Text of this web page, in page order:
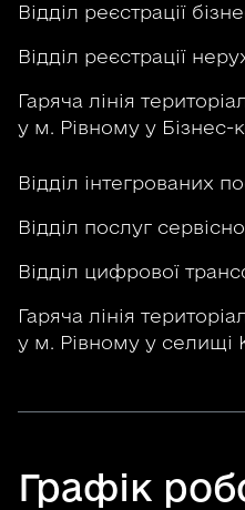
Відділ реєстрації
Відділ реєстрації
Гаряча лінія
у м. Рівному у Бізнес-
Відділ інтегрованих
Відділ послуг
Відділ цифрової
Гаряча лінія
у м. Рівному у селищі
Графік